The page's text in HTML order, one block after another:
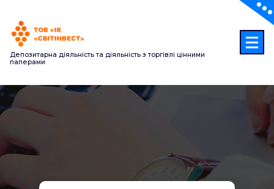
контенту
Депозитарна діяльність та діяльність з торгівлі цінними
паперами